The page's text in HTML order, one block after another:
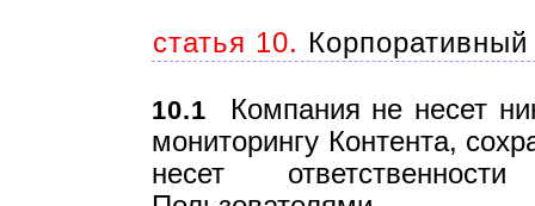
статья 10. Корпоративный
10.1 Компания не несет
мониторингу Контента,
несет